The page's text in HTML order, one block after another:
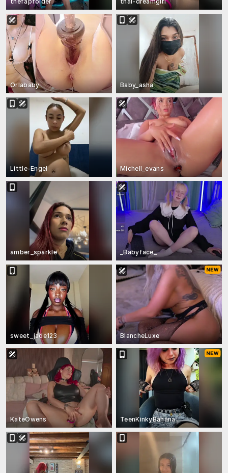
Orlababy Baby_asha
Little-Engel Michell_evans
amber_sparkle _Babyface_
sweet_jade123 BlancheLuxe
KateOwens TeenKinkyBanana